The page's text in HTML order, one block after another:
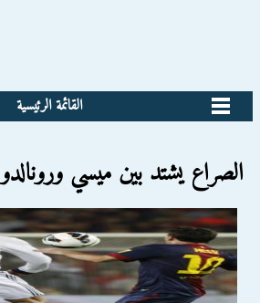
القائمة الرئيسية
الصراع يشتد بين ميسي ورونالدو